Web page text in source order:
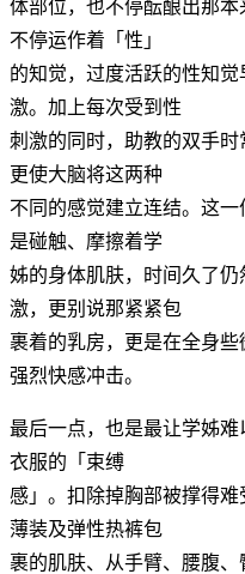
体部位，也不停酝酿出那
不停运作着「性」
的知觉，过度活跃的性知
激。加上每次受到性
刺激的同时，助教的双手时
更使大脑将这两种
不同的感觉建立连结。这
是碰触、摩擦着学
姊的身体肌肤，时间久了
激，更别说那紧紧包
裹着的乳房，更是在全身
强烈快感冲击。
最后一点，也是最让学姊
衣服的「束缚
感」。扣除掉胸部被撑得
薄装及弹性热裤包
裹的肌肤、从手臂、腰腹